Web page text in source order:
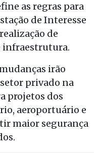
as regras para
de Interesse
de
infraestrutura.
irão
privado na
projetos dos
aeroportuário e
maior segurança